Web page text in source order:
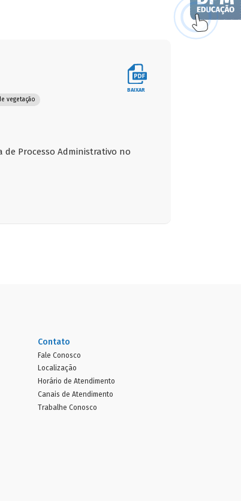
BAIXAR
vegetação
Processo Administrativo no
Contato
Fale Conosco
Localização
Horário de Atendimento
Canais de Atendimento
Trabalhe Conosco